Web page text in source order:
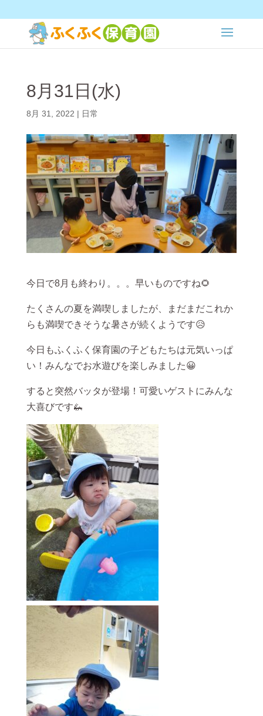
8月31日(水)
8月 31, 2022 | 日常
今日で8月も終わり。。。早いものですね🌻
たくさんの夏を満喫しましたが、まだまだこれか
らも満喫できそうな暑さが続くようです😥
今日もふくふく保育園の子どもたちは元気いっぱ
い！みんなでお水遊びを楽しみました😀
すると突然バッタが登場！可愛いゲストにみんな
大喜びです🦗